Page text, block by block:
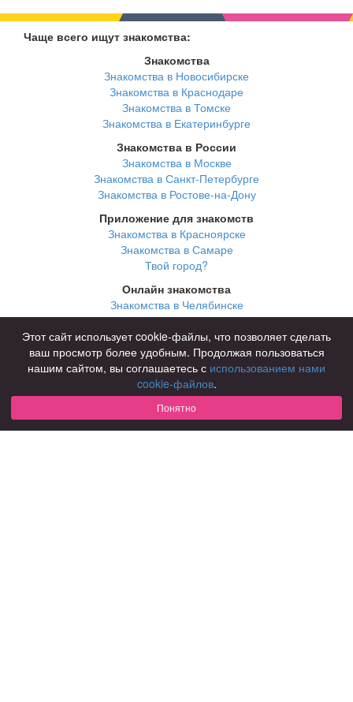
Чаще всего ищут знакомства:
Знакомства
Знакомства в Новосибирске
Знакомства в Краснодаре
Знакомства в Томске
Знакомства в Екатеринбурге
Знакомства в России
Знакомства в Москве
Знакомства в Санкт-Петербурге
Знакомства в Ростове-на-Дону
Приложение для знакомств
Знакомства в Красноярске
Знакомства в Самаре
Твой город?
Онлайн знакомства
Знакомства в Челябинске
Знакомства в Омске
Знакомства в Нижнем Новгороде
Для чего
для брака и создания семьи
для любви и с/о
для дружбы
Этот сайт использует cookie-файлы, что позволяет сделать
ваш просмотр более удобным. Продолжая пользоваться
нашим сайтом, вы соглашаетесь с использованием нами
cookie-файлов.
Понятно